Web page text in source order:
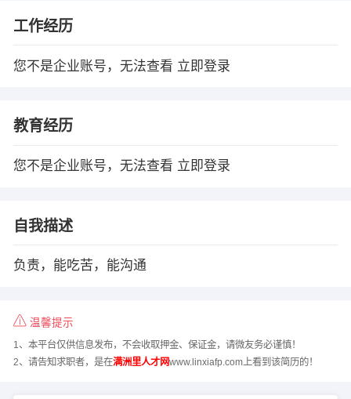
工作经历
您不是企业账号，无法查看 立即登录
教育经历
您不是企业账号，无法查看 立即登录
自我描述
负责，能吃苦，能沟通
温馨提示
1、本平台仅供信息发布，不会收取押金、保证金，请微友务必谨慎！
2、请告知求职者，是在满洲里人才网www.linxiafp.com上看到该简历的！